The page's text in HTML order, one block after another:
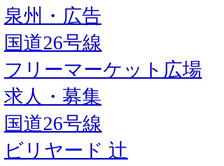
泉州・広告
国道26号線
フリーマーケット広場
求人・募集
国道26号線
ビリヤード 辻